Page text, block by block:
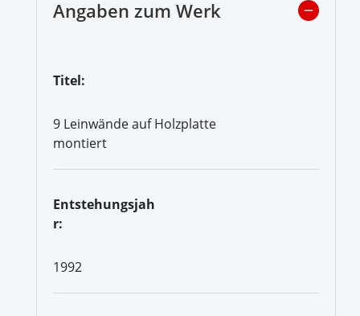
Angaben zum Werk
Titel:
9 Leinwände auf Holzplatte
montiert
Entstehungsjah
r:
1992